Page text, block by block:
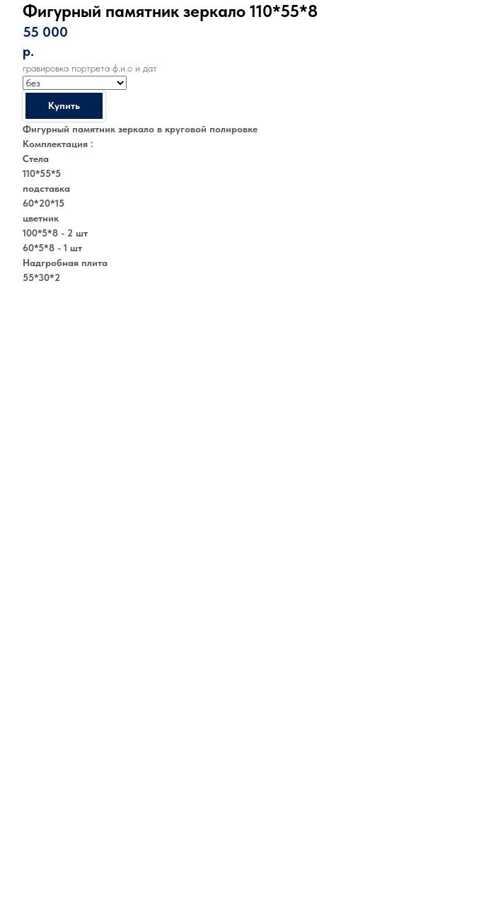
Фигурный памятник зеркало 110*55*8
55 000
р.
гравировка портрета ф.и.о и дат
Купить
Фигурный памятник зеркало в круговой полировке
Комплектация :
Стела
110*55*5
подставка
60*20*15
цветник
100*5*8 - 2 шт
60*5*8 - 1 шт
Надгробная плита
55*30*2